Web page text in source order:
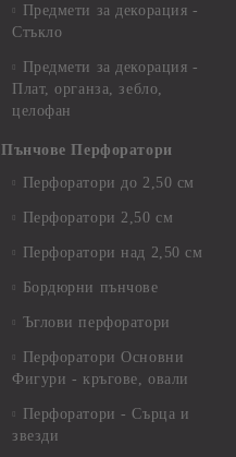
Предмети за декорация -
Стъкло
Предмети за декорация -
Плат, органза, зебло,
целофан
Пънчове Перфоратори
Перфоратори до 2,50 см
Перфоратори 2,50 см
Перфоратори над 2,50 см
Бордюрни пънчове
Ъглови перфоратори
Перфоратори Основни
Фигури - кръгове, овали
Перфоратори - Сърца и
звезди